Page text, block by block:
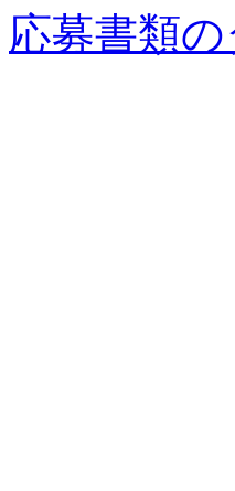
応募書類